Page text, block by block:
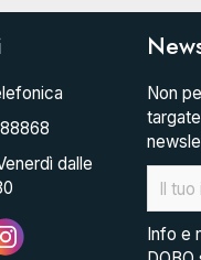
dalle
Non
Info e